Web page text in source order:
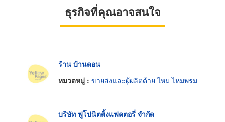
ธุรกิจที่คุณอาจสนใจ
ร้าน บ้านดอน
หมวดหมู่ : ขายส่งและผู้ผลิตด้าย ไหม ไหมพรม
บริษัท ฟูโปนิตติ้งแฟคตอรี่ จำกัด